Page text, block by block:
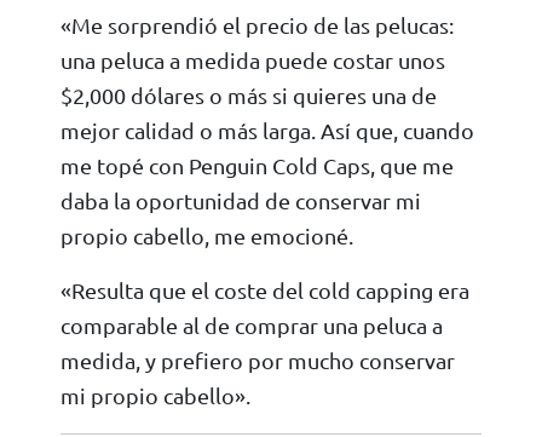
«Me sorprendió el precio de las pelucas:
una peluca a medida puede costar unos
$2,000 dólares o más si quieres una de
mejor calidad o más larga. Así que, cuando
me topé con Penguin Cold Caps, que me
daba la oportunidad de conservar mi
propio cabello, me emocioné.
«Resulta que el coste del cold capping era
comparable al de comprar una peluca a
medida, y prefiero por mucho conservar
mi propio cabello».